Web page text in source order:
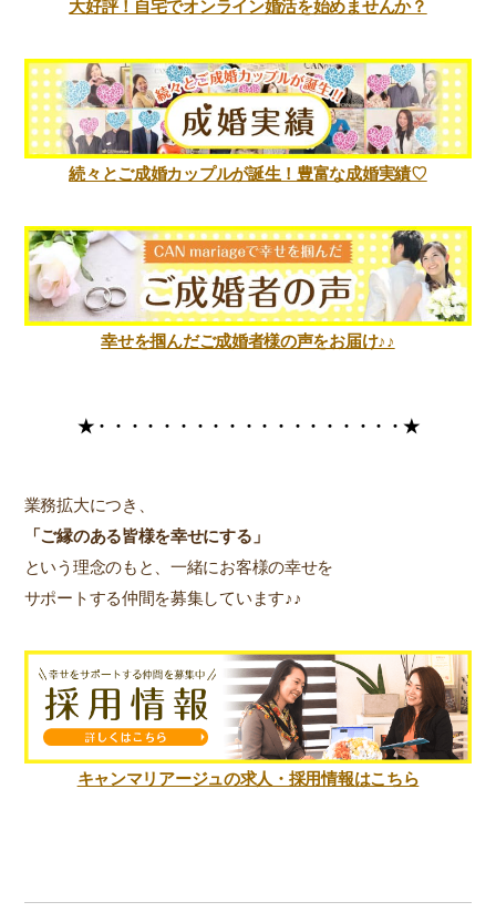
大好評！自宅でオンライン婚活を始めませんか？
続々とご成婚カップルが誕生！豊富な成婚実績♡
幸せを掴んだご成婚者様の声をお届け♪♪
★・・・・・・・・・・・・・ ・・・・・・★
業務拡大につき、
「ご縁のある皆様を幸せにする」
という理念のもと、一緒にお客様の幸せを
サポートする仲間を募集しています♪♪
キャンマリアージュの求人・採用情報はこちら